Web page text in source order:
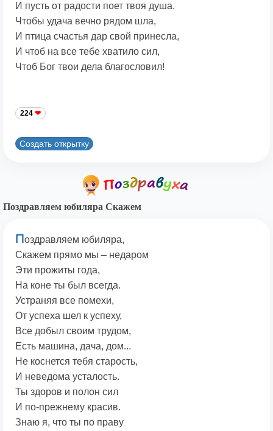
И пусть от радости поет твоя душа.
Чтобы удача вечно рядом шла,
И птица счастья дар свой принесла,
И чтоб на все тебе хватило сил,
Чтоб Бог твои дела благословил!
224
Создать открытку
Поздравляем юбиляра Скажем
Поздравляем юбиляра,
Скажем прямо мы – недаром
Эти прожиты года,
На коне ты был всегда.
Устраняя все помехи,
От успеха шел к успеху,
Все добыл своим трудом,
Есть машина, дача, дом...
Не коснется тебя старость,
И неведома усталость.
Ты здоров и полон сил
И по-прежнему красив.
Знаю я, что ты по праву